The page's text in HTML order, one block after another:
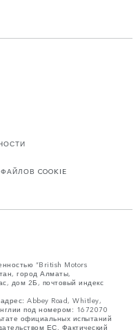
COOKIE
“British Motors
город Алматы,
дом 2Б, почтовый индекс
Abbey Road, Whitley,
под номером: 1672070
официальных испытаний
ЕС. Фактический